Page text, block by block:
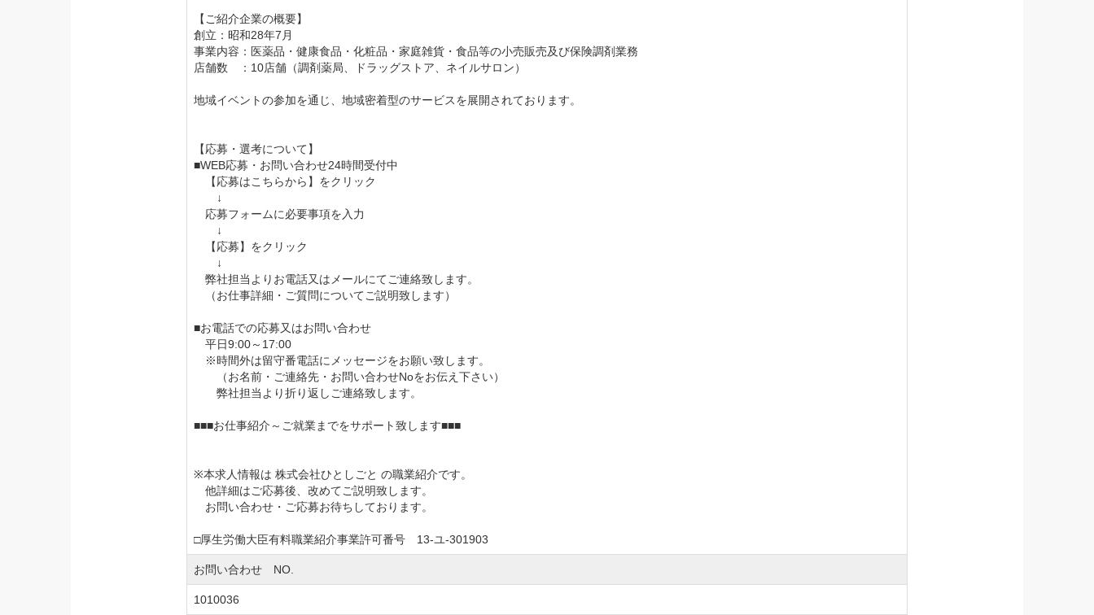
【ご紹介企業の概要】
創立：昭和28年7月
事業内容：医薬品・健康食品・化粧品・家庭雑貨・食品等の小売販売及び保険調剤業務
店舗数 ：10店舗（調剤薬局、ドラッグストア、ネイルサロン）
地域イベントの参加を通じ、地域密着型のサービスを展開されております。
【応募・選考について】
■WEB応募・お問い合わせ24時間受付中
【応募はこちらから】をクリック
↓
応募フォームに必要事項を入力
↓
【応募】をクリック
↓
弊社担当よりお電話又はメールにてご連絡致します。
（お仕事詳細・ご質問についてご説明致します）
■お電話での応募又はお問い合わせ
平日9:00～17:00
※時間外は留守番電話にメッセージをお願い致します。
（お名前・ご連絡先・お問い合わせNoをお伝え下さい）
弊社担当より折り返しご連絡致します。
■■■お仕事紹介～ご就業までをサポート致します■■■
※本求人情報は 株式会社ひとしごと の職業紹介です。
他詳細はご応募後、改めてご説明致します。
お問い合わせ・ご応募お待ちしております。
□厚生労働大臣有料職業紹介事業許可番号 13-ユ-301903
お問い合わせ NO.
1010036